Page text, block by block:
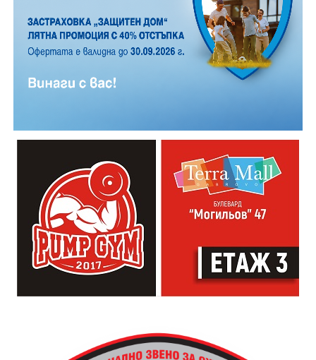
Години след разрушаването на кулата се заражда
инициатива за нейното възстановяване, обединила
увенчават с успех и на 8 септември 1984 година
часовниковата кула, с работещия век по-рано
механизъм, е официално открита наново. Самият
механизъм е възстановен година по-рано, през 1983
г., от майстор Илия Ковачев, който изковава
липсващите му части. Днес неговият син, Иван
Ковачев, продължава делото на баща си, като се
грижи за техническата поддръжка на механизма и
отстранява евентуални повреди.
новата кула. Архитект Илия Лефтеров е трябвало да
търси подходящо място за нейното изграждане, тъй
участниците да работят рамо до рамо с утвърдени
признатите майстори реставратори в музей „Етър“,
води обучението за изграждане на каменна основа
за отоплителните съоръжения. Част от курсистите
надградиха своите умения по каменна зидария,
придобити в предишни издания на програмата.